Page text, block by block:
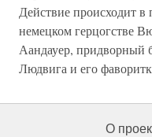
Действие происходит
немецком герцогстве
Аандауер, придворный
Людвига и его
О